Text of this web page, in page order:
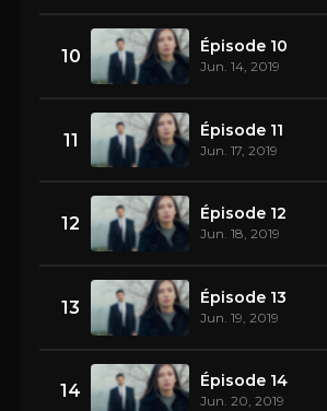
10 Épisode 10
Jun. 14, 2019
11 Épisode 11
Jun. 17, 2019
12 Épisode 12
Jun. 18, 2019
13 Épisode 13
Jun. 19, 2019
14 Épisode 14
Jun. 20, 2019